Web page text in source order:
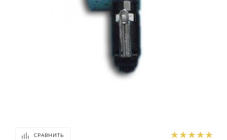
СРАВНИТЬ